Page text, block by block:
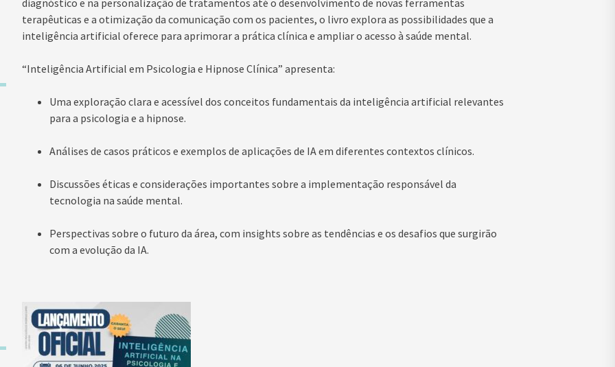
terapêuticas e a otimização da comunicação com os pacientes, o livro explora as possibilidades que a
inteligência artificial oferece para aprimorar a prática clínica e ampliar o acesso à saúde mental.
“Inteligência Artificial em Psicologia e Hipnose Clínica” apresenta:
Uma exploração clara e acessível dos conceitos fundamentais da inteligência artificial relevantes
para a psicologia e a hipnose.
Análises de casos práticos e exemplos de aplicações de IA em diferentes contextos clínicos.
Discussões éticas e considerações importantes sobre a implementação responsável da
tecnologia na saúde mental.
Perspectivas sobre o futuro da área, com insights sobre as tendências e os desafios que surgirão
com a evolução da IA.